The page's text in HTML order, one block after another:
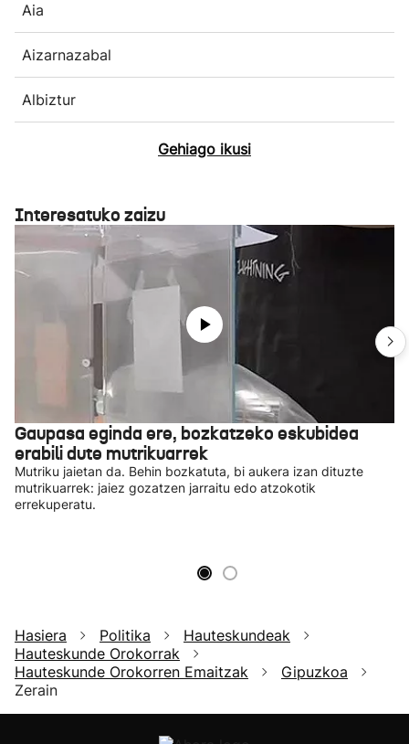
Aia
Aizarnazabal
Albiztur
Gehiago ikusi
Interesatuko zaizu
Gaupasa eginda ere, bozkatzeko eskubidea
erabili dute mutrikuarrek
Mutriku jaietan da. Behin bozkatuta, bi aukera izan dituzte
mutrikuarrek: jaiez gozatzen jarraitu edo atzokotik
errekuperatu.
Hasiera Politika
Hauteskundeak
Hauteskunde Orokorrak
Hauteskunde Orokorren Emaitzak
Gipuzkoa
Zerain